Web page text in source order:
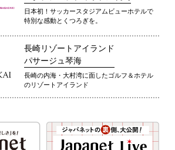
日本初！サッカースタジアムビューホテルで
特別な感動とくつろぎを。
長崎リゾートアイランド
パサージュ琴海
長崎の内海・大村湾に面したゴルフ＆ホテル
のリゾートアイランド